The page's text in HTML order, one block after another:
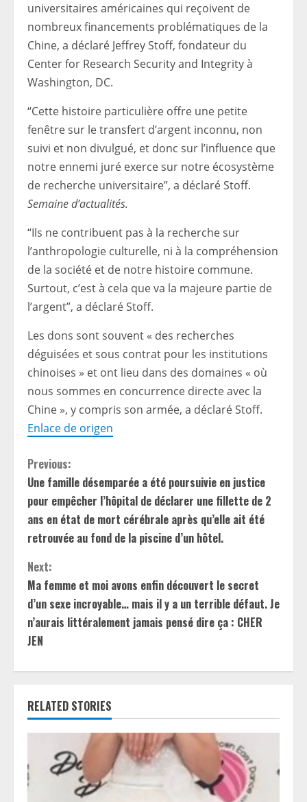
universitaires américaines qui reçoivent de
nombreux financements problématiques de la
Chine, a déclaré Jeffrey Stoff, fondateur du
Center for Research Security and Integrity à
Washington, DC.
“Cette histoire particulière offre une petite
fenêtre sur le transfert d’argent inconnu, non
suivi et non divulgué, et donc sur l’influence que
notre ennemi juré exerce sur notre écosystème
de recherche universitaire”, a déclaré Stoff.
Semaine d’actualités.
“Ils ne contribuent pas à la recherche sur
l’anthropologie culturelle, ni à la compréhension
de la société et de notre histoire commune.
Surtout, c’est à cela que va la majeure partie de
l’argent”, a déclaré Stoff.
Les dons sont souvent « des recherches
déguisées et sous contrat pour les institutions
chinoises » et ont lieu dans des domaines « où
nous sommes en concurrence directe avec la
Chine », y compris son armée, a déclaré Stoff.
Enlace de origen
C
o
n
t
i
n
u
e
R
e
a
d
Previous:
Une famille désemparée a été poursuivie en justice
pour empêcher l’hôpital de déclarer une fillette de 2
ans en état de mort cérébrale après qu’elle ait été
retrouvée au fond de la piscine d’un hôtel.
Next:
Ma femme et moi avons enfin découvert le secret
d’un sexe incroyable… mais il y a un terrible défaut. Je
n’aurais littéralement jamais pensé dire ça : CHER
JEN
RELATED STORIES